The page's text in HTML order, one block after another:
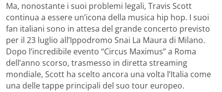
Ma, nonostante i suoi problemi legali, Travis Scott
continua a essere un’icona della musica hip hop. I suoi
fan italiani sono in attesa del grande concerto previsto
per il 23 luglio all’Ippodromo Snai La Maura di Milano.
Dopo l’incredibile evento “Circus Maximus” a Roma
dell’anno scorso, trasmesso in diretta streaming
mondiale, Scott ha scelto ancora una volta l’Italia come
una delle tappe principali del suo tour europeo.